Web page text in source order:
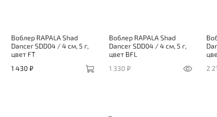
Воблер RAPALA Shad
Dancer SDD04 / 4 см, 5 г,
цвет FT
1 430 ₽
Воблер RAPALA Shad
Dancer SDD04 / 4 см, 5 г,
цвет BFL
1 330 ₽
2